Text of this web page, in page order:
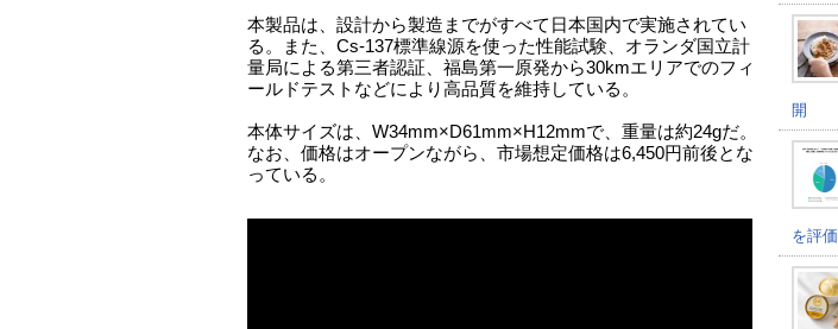
本製品は、設計から製造までがすべて日本国内で実施されてい
る。また、Cs-137標準線源を使った性能試験、オランダ国立計
量局による第三者認証、福島第一原発から30kmエリアでのフィ
ールドテストなどにより高品質を維持している。
本体サイズは、W34mm×D61mm×H12mmで、重量は約24gだ。
なお、価格はオープンながら、市場想定価格は6,450円前後とな
っている。
開
を評価